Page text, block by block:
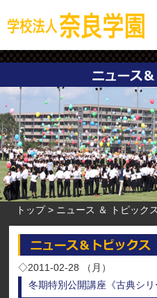
トップ ニュース ＆ トピックス
◇2011-02-28 （月）
冬期特別公開講座《古典シ